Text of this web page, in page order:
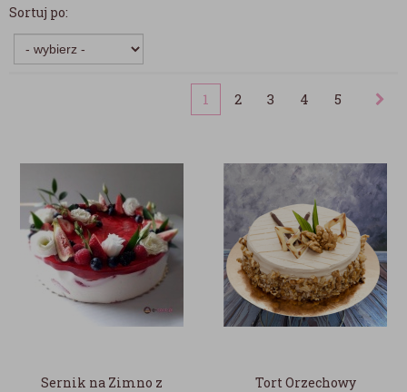
Sortuj po:
1 2 3 4 5
Sernik na Zimno z
Tort Orzechowy